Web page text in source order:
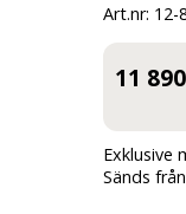
Art.nr: 12-
11
Exklusive
Sänds